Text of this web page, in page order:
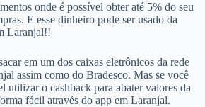
onde é possível obter até 5% do seu
E esse dinheiro pode ser usado da
Laranjal!!
em um dos caixas eletrônicos da rede
assim como do Bradesco. Mas se você
utilizar o cashback para abater valores da
fácil através do app em Laranjal.